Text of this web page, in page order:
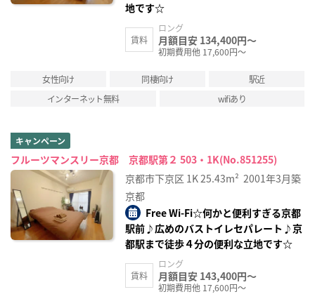
地です☆
賃料
ロング
月額目安 134,400円～
初期費用他 17,600円～
女性向け 同棲向け
駅近
インターネット無料
wifiあり
キャンペーン
フルーツマンスリー京都 京都駅第２ 503・1K(No.851255)
京都市下京区 1K25.43m² 2001年3月築
京都
Free Wi-Fi☆何かと便利すぎる京都
駅前♪広めのバストイレセパレート♪京
都駅まで徒歩４分の便利な立地です☆
賃料
ロング
月額目安 143,400円～
初期費用他 17,600円～